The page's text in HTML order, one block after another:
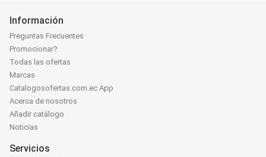
Información
Preguntas Frecuentes
Promocionar?
Todas las ofertas
Marcas
Catalogosofertas.com.ec App
Acerca de nosotros
Añadir catálogo
Noticias
Servicios